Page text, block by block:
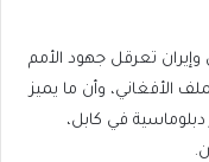
وإيران تعرقل جهود الأمم
الأفغاني، وأن ما يميز
في كابل،